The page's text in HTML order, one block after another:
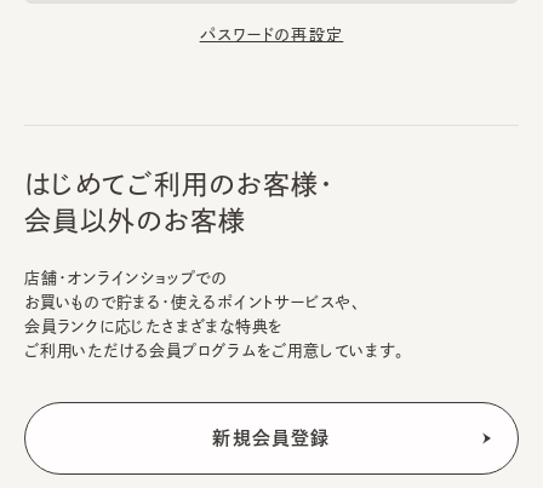
パスワードの再設定
はじめてご利用のお客様・
会員以外のお客様
店舗・オンラインショップでの
お買いもので貯まる・使えるポイントサービスや、
会員ランクに応じたさまざまな特典を
ご利用いただける会員プログラムをご用意しています。